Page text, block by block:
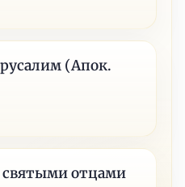
(Апок.
святыми отцами